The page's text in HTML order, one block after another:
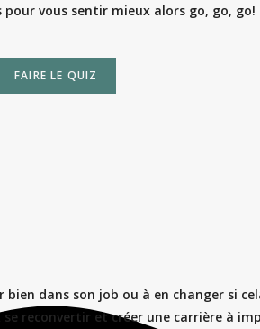
pour vous sentir mieux alors go, go, go!
FAIRE LE QUIZ
bien dans son job ou à en changer si
se reconvertir et créer une carrière à